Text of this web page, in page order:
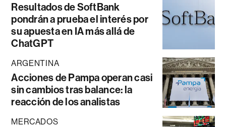
Resultados de SoftBank
pondrán a prueba el interés por
su apuesta en IA más allá de
ChatGPT
ARGENTINA
Acciones de Pampa operan casi
sin cambios tras balance: la
reacción de los analistas
MERCADOS